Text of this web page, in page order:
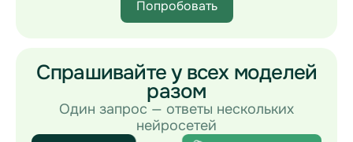
Попробовать
Спрашивайте у всех моделей
разом
Один запрос — ответы нескольких
нейросетей